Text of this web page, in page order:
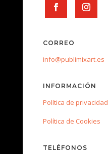
CORREO
info@publimixart.es
INFORMACIÓN
Política de privacidad
Política de Cookies
TELÉFONOS